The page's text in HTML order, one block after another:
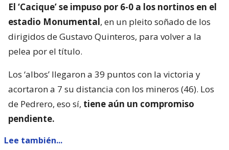
El ‘Cacique’ se impuso por 6-0 a los nortinos en el
estadio Monumental, en un pleito soñado de los
dirigidos de Gustavo Quinteros, para volver a la
pelea por el título.
Los ‘albos’ llegaron a 39 puntos con la victoria y
acortaron a 7 su distancia con los mineros (46). Los
de Pedrero, eso sí, tiene aún un compromiso
pendiente.
Lee también...